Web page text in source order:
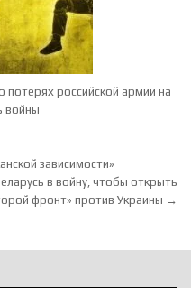
российской армии на
войны
зависимости»
в войну, чтобы открыть
фронт» против Украины →